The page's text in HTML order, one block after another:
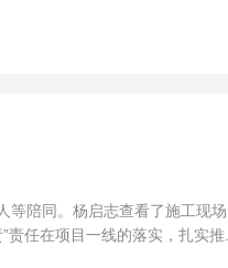
陪同。杨启志查看了施工现
任在项目一线的落实，扎实推...